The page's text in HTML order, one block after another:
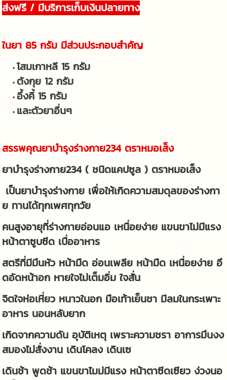
ส่งฟรี / มีบริการเก็บเงินปลายทาง
ในยา 85 กรัม มีส่วนประกอบสำคัญ
โสมเกาหลี 15 กรัม
ตังกุย 12 กรัม
อึ้งคี้ 15 กรัม
และตัวยาอื่นๆ
สรรพคุณยาบำรุงร่างกาย234 ตราหมอเส็ง
ยาบำรุงร่างกาย234 ( ชนิดแคปซูล ) ตราหมอเส็ง
เป็นยาบำรุงร่างกาย เพื่อให้เกิดความสมดุลของร่างกา
ย ทานได้ทุกเพศทุกวัย
คนสูงอายุที่ร่างกายอ่อนแอ เหนื่อยง่าย แขนขาไม่มีแรง
หน้าตาซูบซีด เบื่ออาหาร
สตรีที่มีมึนหัว หน้ามืด อ่อนเพลีย หน้ามืด เหนื่อยง่าย อึ
ดอัดหน้าอก หายใจไม่เต็มอิ่ม ใจสั่น
จิตใจห่อเหี่ยว หนาวในอก มือเท้าเย็นชา มีลมในกระเพาะ
อาหาร นอนหลับยาก
เกิดจากความดัน อุบัติเหตุ เพราะความชรา อาการมึนงง
สมองไม่สั่งงาน เดินโคลง เดินเซ
เดินช้า พูดช้า แขนขาไมม่มีแรง หน้าตาซีดเซียว ง่วงนอ